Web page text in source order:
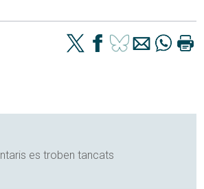
es troben tancats